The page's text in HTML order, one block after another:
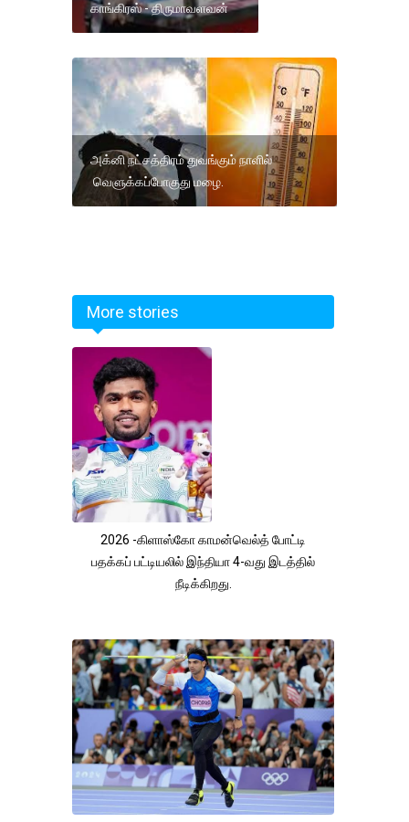
காங்கிரஸ் - திருமாவளவன்
அக்னி நட்சத்திரம் துவங்கும் நாளில்
வெளுக்கப்போகுது மழை.
More stories
2026 -கிளாஸ்கோ காமன்வெல்த் போட்டி
பதக்கப் பட்டியலில் இந்தியா 4-வது இடத்தில்
நீடிக்கிறது.